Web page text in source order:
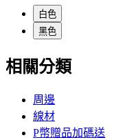
白色
黑色
相關分類
周邊
線材
P幣贈品加碼送